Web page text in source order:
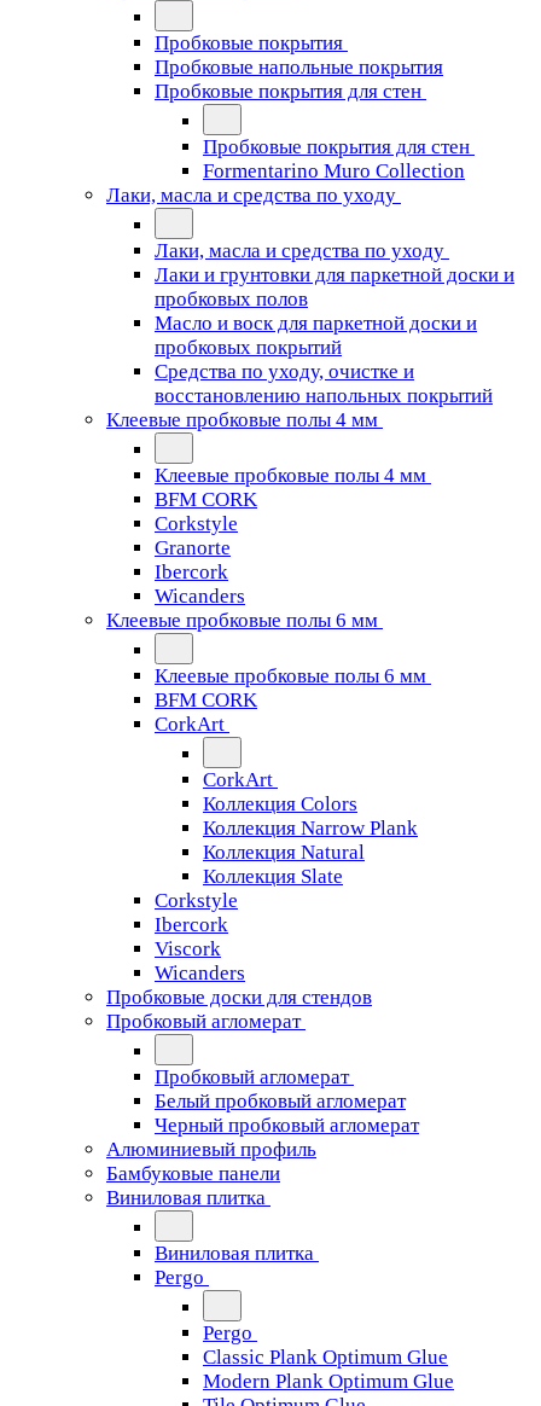
Пробковые покрытия
Пробковые напольные покрытия
Пробковые покрытия для стен
Пробковые покрытия для стен
Formentarino Muro Collection
Лаки, масла и средства по уходу
Лаки, масла и средства по уходу
Лаки и грунтовки для паркетной доски и
пробковых полов
Масло и воск для паркетной доски и
пробковых покрытий
Средства по уходу, очистке и
восстановлению напольных покрытий
Клеевые пробковые полы 4 мм
Клеевые пробковые полы 4 мм
BFM CORK
Corkstyle
Granorte
Ibercork
Wicanders
Клеевые пробковые полы 6 мм
Клеевые пробковые полы 6 мм
BFM CORK
CorkArt
CorkArt
Коллекция Colors
Коллекция Narrow Plank
Коллекция Natural
Коллекция Slate
Corkstyle
Ibercork
Viscork
Wicanders
Пробковые доски для стендов
Пробковый агломерат
Пробковый агломерат
Белый пробковый агломерат
Черный пробковый агломерат
Алюминиевый профиль
Бамбуковые панели
Виниловая плитка
Виниловая плитка
Pergo
Pergo
Classic Plank Optimum Glue
Modern Plank Optimum Glue